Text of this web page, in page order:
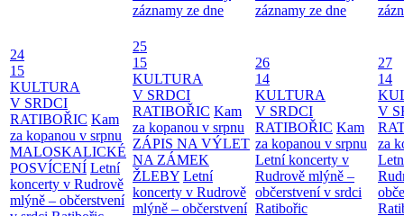
záznamy ze dne
záznamy ze dne
24
15
KULTURA
V SRDCI
RATIBOŘIC Kam
za kopanou v srpnu
MALOSKALICKÉ
POSVÍCENÍ Letní
koncerty v Rudrově
mlýně – občerstvení
25
15
KULTURA
V SRDCI
RATIBOŘIC Kam
za kopanou v srpnu
ZÁPIS NA VÝLET
NA ZÁMEK
ŽLEBY Letní
koncerty v Rudrově
mlýně – občerstvení
26
14
KULTURA
V SRDCI
RATIBOŘIC Kam
za kopanou v srpnu
Letní koncerty v
Rudrově mlýně –
občerstvení v srdci
Ratibořic
27
14
V
za